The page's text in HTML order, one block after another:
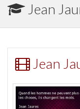
Jean
Jean